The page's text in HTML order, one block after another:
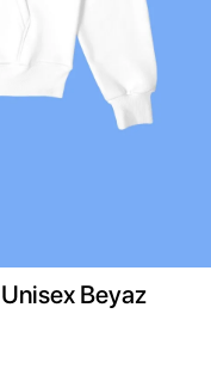
Beyaz